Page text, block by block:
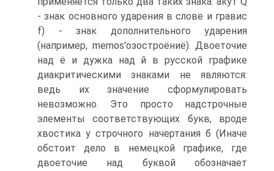
- знак основного ударения в слове и гравис
f) - знак дополнительного ударения
(например, memos'озостроёниё). Двоеточие
над ё и дужка над й в русской графике
диакритическими знаками не являются:
ведь их значение сформулировать
невозможно. Это просто надстрочные
элементы соответствующих букв, вроде
хвостика у строчного начертания б (Иначе
обстоит дело в немецкой графике, где
двоеточие над буквой обозначает